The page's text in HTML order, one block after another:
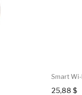
Smart Wi-
25,88 $